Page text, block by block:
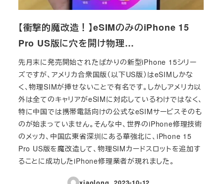
【衝撃的魔改造！】eSIMのみのiPhone 15
Pro US版に穴を開け物理…
先月末に発売開始されたばかりの新型iPhone 15シリー
ズですが、アメリカ合衆国版（以下US版）はeSIMしかな
く、物理SIMが挿せないことで有名です。しかしアメリカ以
外は全てのキャリアがeSIMに対応しているわけではなく、
特に中国では携帯電話向けの公式なeSIMサービスそのも
のが始まっていません。そんな中、世界のiPhone修理技術
のメッカ、中国広東省深圳にある華強北に、iPhone 15
Pro US版を魔改造して、物理SIMカードスロットを追加す
ることに成功したiPhone修理業者が現れました。